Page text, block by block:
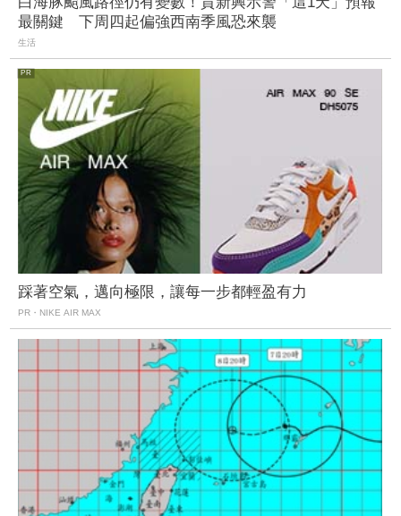
最關鍵 下周四起偏強西南季風恐來襲
生活
踩著空氣，邁向極限，讓每一步都輕盈有力
PR・NIKE AIR MAX